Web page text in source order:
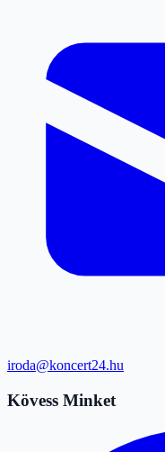
iroda@koncert24.hu
Kövess Minket